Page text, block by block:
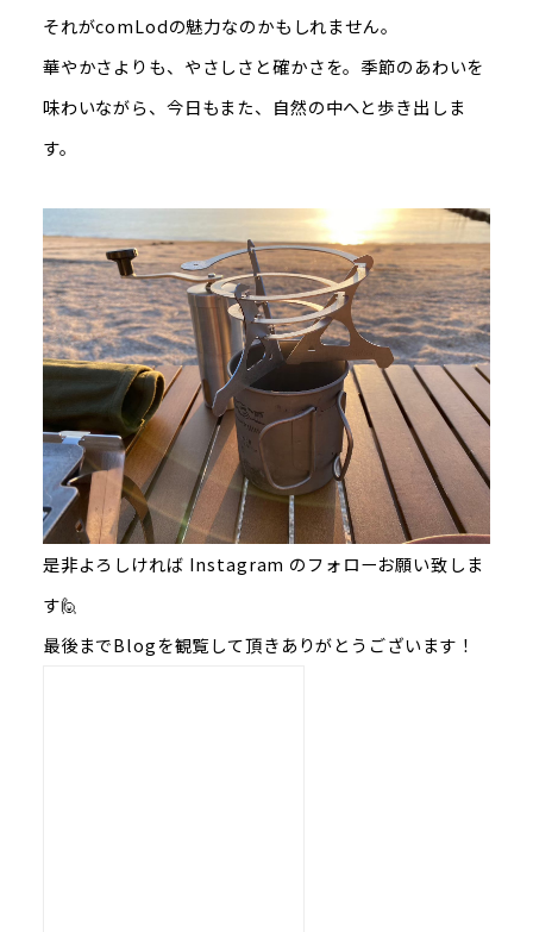
それがcomLodの魅力なのかもしれません。
華やかさよりも、やさしさと確かさを。季節のあわいを
味わいながら、今日もまた、自然の中へと歩き出しま
す。
是非よろしければ Instagram のフォローお願い致しま
す🙋
最後までBlogを観覧して頂きありがとうございます！